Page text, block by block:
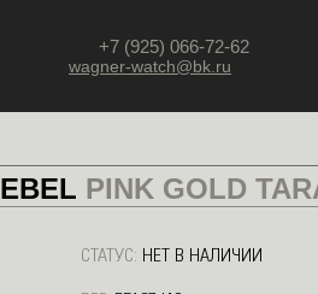
+7 (925) 066-72-62
wagner-watch@bk.ru
EBEL PINK GOLD
СТАТУС: НЕТ В НАЛИЧИИ